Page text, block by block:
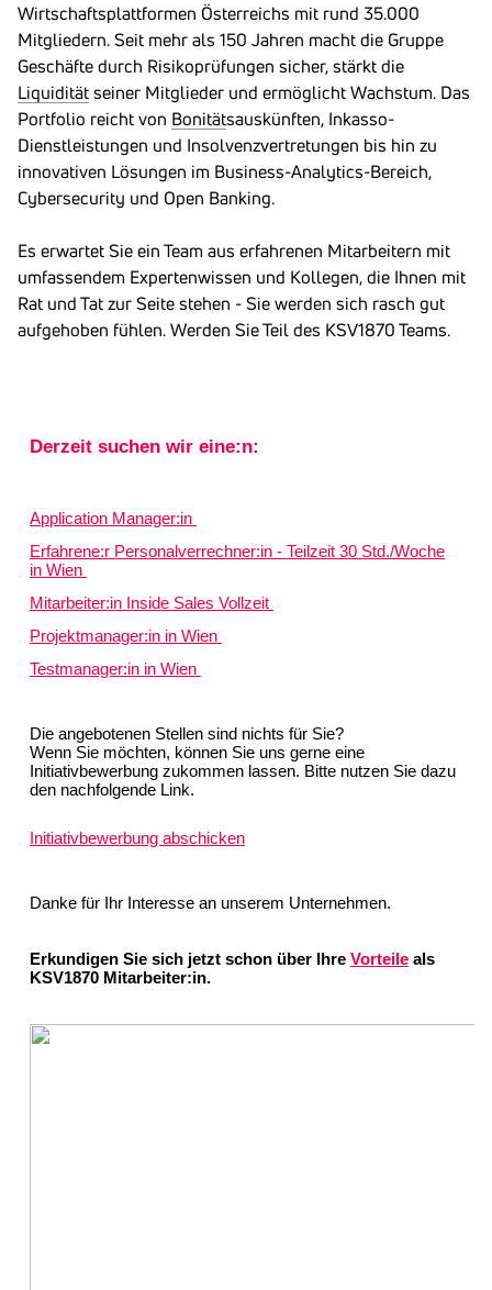
Wirtschaftsplattformen Österreichs mit rund 35.000
Mitgliedern. Seit mehr als 150 Jahren macht die Gruppe
Geschäfte durch Risikoprüfungen sicher, stärkt die
Liquidität seiner Mitglieder und ermöglicht Wachstum. Das
Portfolio reicht von Bonitätsauskünften, Inkasso-
Dienstleistungen und Insolvenzvertretungen bis hin zu
innovativen Lösungen im Business-Analytics-Bereich,
Cybersecurity und Open Banking.
Es erwartet Sie ein Team aus erfahrenen Mitarbeitern mit
umfassendem Expertenwissen und Kollegen, die Ihnen mit
Rat und Tat zur Seite stehen - Sie werden sich rasch gut
aufgehoben fühlen. Werden Sie Teil des KSV1870 Teams.